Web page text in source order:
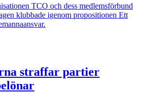
TCO och dess medlemsförbund
klubbade igenom propositionen Ett
straffar partier